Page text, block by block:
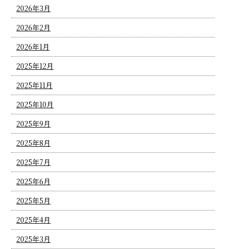
2026年3月
2026年2月
2026年1月
2025年12月
2025年11月
2025年10月
2025年9月
2025年8月
2025年7月
2025年6月
2025年5月
2025年4月
2025年3月